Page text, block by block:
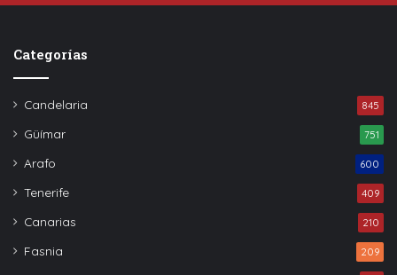
Categorías
Candelaria 845
Güímar 751
Arafo 600
Tenerife 409
Canarias 210
Fasnia 209